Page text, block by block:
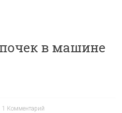
в машине
1 Комментарий